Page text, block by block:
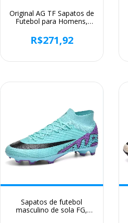
Original AG TF Sapatos de
Futebol para Homens,
Infantil, Botas de Futebol
Juvenil, Grampo
R$271,92
Sapatos de futebol
masculino de sola FG,